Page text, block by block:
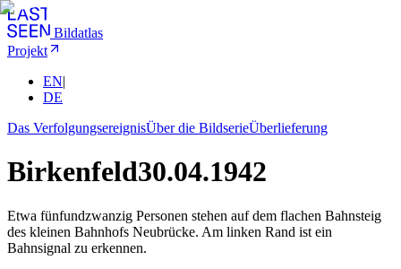
Bildatlas
Projekt
EN|
DE
Das VerfolgungsereignisÜber die BildserieÜberlieferung
Birkenfeld30.04.1942
Etwa fünfundzwanzig Personen stehen auf dem flachen Bahnsteig
des kleinen Bahnhofs Neubrücke. Am linken Rand ist ein
Bahnsignal zu erkennen.